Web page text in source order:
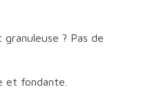
? Pas de
et fondante.